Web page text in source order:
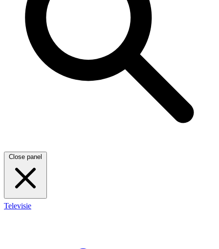
Close panel
Televisie